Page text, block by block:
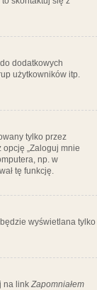
dodatkowych
użytkowników itp.
tylko przez
„Zaloguj mnie
np. w
tę funkcję.
wyświetlana tylko
na link Zapomniałem